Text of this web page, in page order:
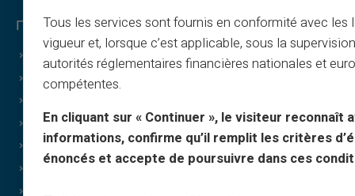
Πλεονεκτήματα Veritas
Γιατί VERITAS;
Αποκλειστικό IBAN και RIB
Προσφορές
Ειδικές προσφορές
Εκτύπωση κατ’ απαίτηση
Tous les services sont fournis en conformité avec les
vigueur et, lorsque c’est applicable, sous la
autorités réglementaires financières nationales et
compétentes.
En cliquant sur « Continuer », le visiteur reconnaît
informations, confirme qu’il remplit les critères
énoncés et accepte de poursuivre dans ces